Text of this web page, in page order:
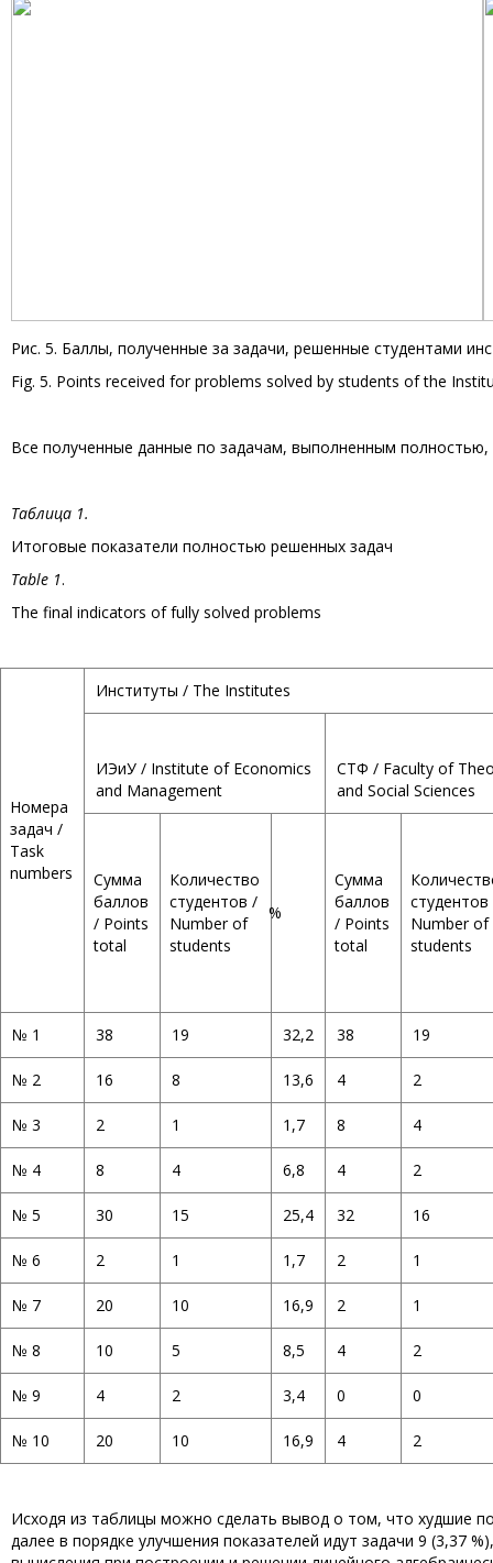
Рис. 5. Баллы, полученные за задачи, решенные студентами
Fig. 5. Points received for problems solved by students of the
Все полученные данные по задачам, выполненным
Таблица 1.
Итоговые показатели полностью решенных задач
Table 1.
The final indicators of fully solved problems
Номера
задач /
Task
numbers
Институты / The Institutes
ИЭиУ / Institute of Economics
and Management
СТФ / Faculty of
and Social Sciences
Сумма
баллов
/ Points
total
Количество
студентов /
Number of
students
%
Сумма
баллов
/ Points
total
студентов
Number of
students
№ 1 38 19 32,2 38 19
№ 2 16 8 13,6 4 2
№ 3 2 1 1,7 8 4
№ 4 8 4 6,8 4 2
№ 5 30 15 25,4 32 16
№ 6 2 1 1,7 2 1
№ 7 20 10 16,9 2 1
№ 8 10 5 8,5 4 2
№ 9 4 2 3,4 0 0
№ 10 20 10 16,9 4 2
Исходя из таблицы можно сделать вывод о том, что худшие
далее в порядке улучшения показателей идут задачи 9 (3,37